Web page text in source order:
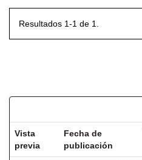
Resultados 1-1 de 1.
Vista
previa
Fecha de
publicación